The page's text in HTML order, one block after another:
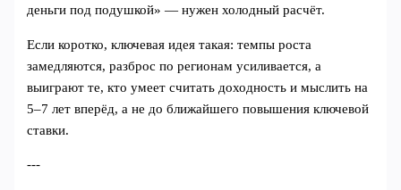
деньги под подушкой» — нужен холодный расчёт.
Если коротко, ключевая идея такая: темпы роста
замедляются, разброс по регионам усиливается, а
выиграют те, кто умеет считать доходность и мыслить на
5–7 лет вперёд, а не до ближайшего повышения ключевой
ставки.
---